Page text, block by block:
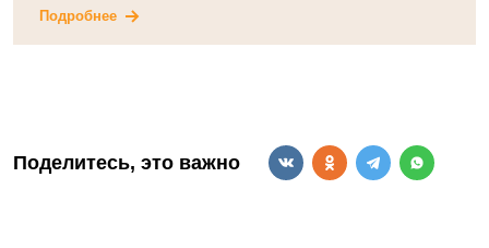
Подробнее
Поделитесь, это важно